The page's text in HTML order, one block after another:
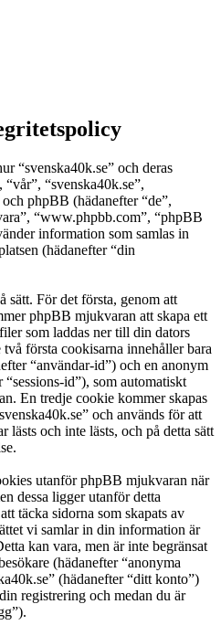
“svenska40k.se” och deras
“svenska40k.se”,
phpBB (hädanefter “de”,
“www.phpbb.com”, “phpBB
information som samlas in
(hädanefter “din
sätt. För det första, genom att
phpBB mjukvaran att skapa ett
som laddas ner till din dators
första cookisarna innehåller bara
“användar-id”) och en anonym
id”), som automatiskt
En tredje cookie kommer skapas
och används för att
lästs och inte lästs, och på detta sätt
utanför phpBB mjukvaran när
dessa ligger utanför detta
täcka sidorna som skapats av
vi samlar in din information är
kan vara, men är inte begränsat
(hädanefter “anonyma
(hädanefter “ditt konto”)
registrering och medan du är